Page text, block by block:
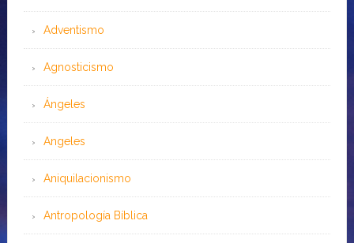
Adventismo
Agnosticismo
Ángeles
Angeles
Aniquilacionismo
Antropología Bíblica